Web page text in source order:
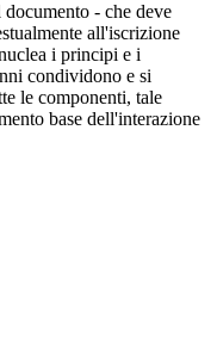
- che deve
all'iscrizione
i principi e i
condividono e si
le componenti, tale
base dell'interazione